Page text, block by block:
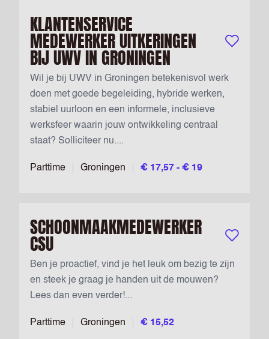
KLANTENSERVICE
MEDEWERKER UITKERINGEN
BIJ UWV IN GRONINGEN Bewaar
Parttime Groningen € 17,57 - € 19
Wil je bij UWV in Groningen betekenisvol werk
doen met goede begeleiding, hybride werken,
stabiel uurloon en een informele, inclusieve
werksfeer waarin jouw ontwikkeling centraal
staat? Solliciteer nu....
SCHOONMAAKMEDEWERKER
CSU Bewaar
Parttime Groningen € 15,52
Ben je proactief, vind je het leuk om bezig te zijn
en steek je graag je handen uit de mouwen?
Lees dan even verder!...